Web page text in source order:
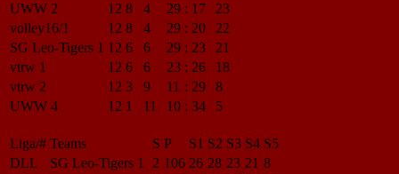
UWW 2
12 8 4 29 : 17
23
volley16/1
12 8 4 29 : 20
22
SG Leo-Tigers 1 12 6 6 29 : 23
21
vtrw 1
12 6 6 23 : 26
18
vtrw 2
12 3 9 11 : 29
8
UWW 4
12 1 11 10 : 34 5
Liga/# Teams S P S1 S2 S3 S4 S5
DLL
SG Leo-Tigers 1 2 106 26 28 23 21 8